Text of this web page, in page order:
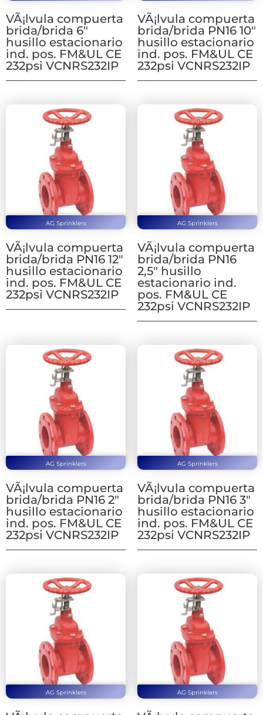
VÃ¡lvula compuerta
brida/brida 6″
husillo estacionario
ind. pos. FM&UL CE
232psi VCNRS232IP
VÃ¡lvula compuerta
brida/brida PN16 10″
husillo estacionario
ind. pos. FM&UL CE
232psi VCNRS232IP
AG Sprinklers
VÃ¡lvula compuerta
brida/brida PN16 12″
husillo estacionario
ind. pos. FM&UL CE
232psi VCNRS232IP
AG Sprinklers
VÃ¡lvula compuerta
brida/brida PN16
2,5″ husillo
estacionario ind.
pos. FM&UL CE
232psi VCNRS232IP
AG Sprinklers
VÃ¡lvula compuerta
brida/brida PN16 2″
husillo estacionario
ind. pos. FM&UL CE
232psi VCNRS232IP
AG Sprinklers
VÃ¡lvula compuerta
brida/brida PN16 3″
husillo estacionario
ind. pos. FM&UL CE
232psi VCNRS232IP
AG Sprinklers AG Sprinklers